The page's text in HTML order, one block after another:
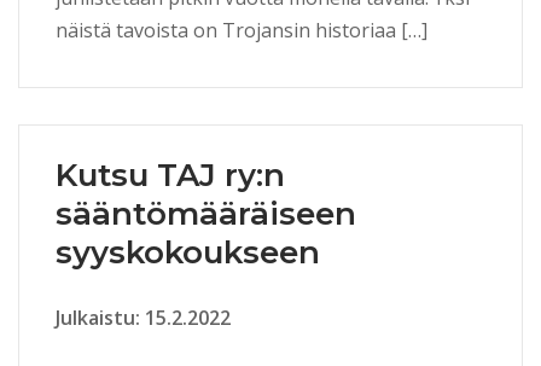
näistä tavoista on Trojansin historiaa […]
Kutsu TAJ ry:n
sääntömääräiseen
syyskokoukseen
Julkaistu: 15.2.2022